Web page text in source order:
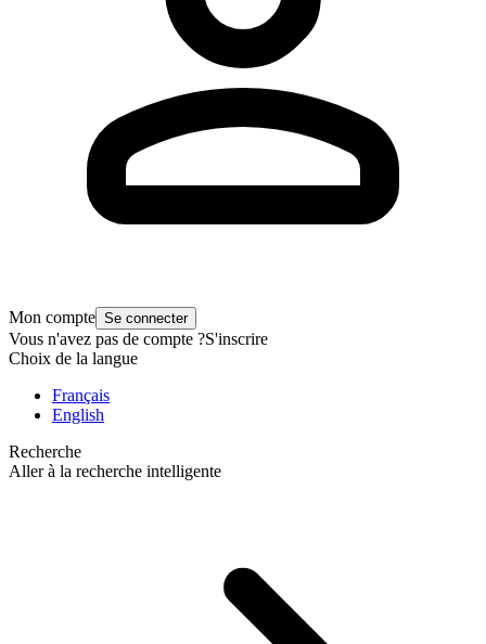
Mon compte Se connecter
Vous n'avez pas de compte ?S'inscrire
Choix de la langue
Français
English
Recherche
Aller à la recherche intelligente